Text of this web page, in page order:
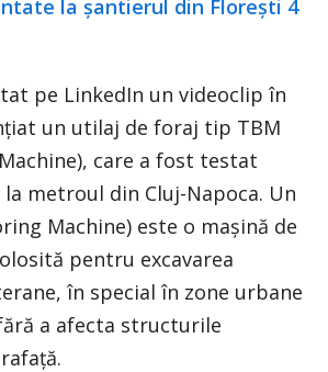
pe LinkedIn un videoclip în
un utilaj de foraj tip TBM
care a fost testat
metroul din Cluj-Napoca. Un
Machine) este o mașină de
pentru excavarea
în special în zone urbane
a afecta structurile